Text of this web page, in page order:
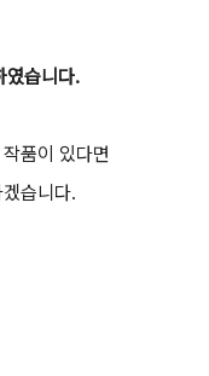
였습니다.
품이 있다면
습니다.